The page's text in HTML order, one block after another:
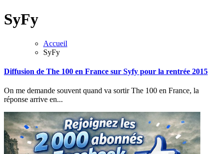
SyFy
Accueil
SyFy
Diffusion de The 100 en France sur Syfy pour la rentrée 2015
On me demande souvent quand va sortir The 100 en France, la
réponse arrive en...